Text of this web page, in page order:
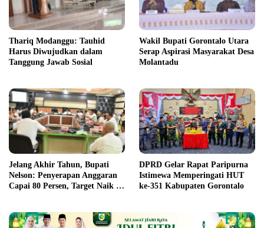
Thariq Modanggu: Tauhid
Harus Diwujudkan dalam
Tanggung Jawab Sosial
Wakil Bupati Gorontalo Utara
Serap Aspirasi Masyarakat Desa
Molantadu
Jelang Akhir Tahun, Bupati
Nelson: Penyerapan Anggaran
Capai 80 Persen, Target Naik ke
DPRD Gelar Rapat Paripurna
Istimewa Memperingati HUT
ke-351 Kabupaten Gorontalo